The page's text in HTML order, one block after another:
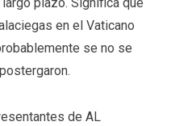
en el Vaticano
se no se
de AL